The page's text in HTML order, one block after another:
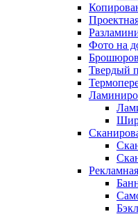
Фото на
Твердый